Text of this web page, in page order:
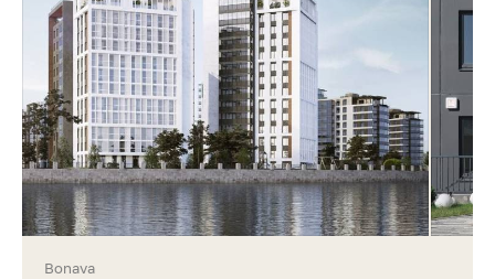
Bonava